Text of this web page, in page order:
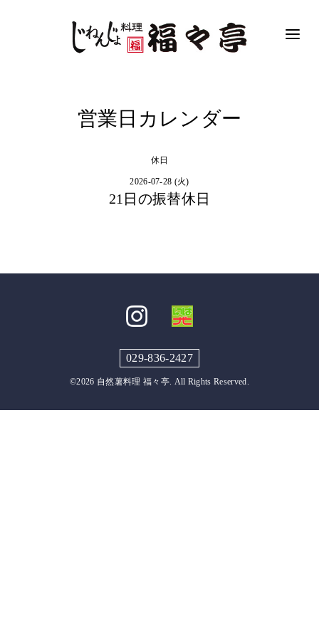
営業日カレンダー
休日
2026-07-28 (火)
21日の振替休日
029-836-2427
©2026 自然薯料理 福々亭. All Rights Reserved.